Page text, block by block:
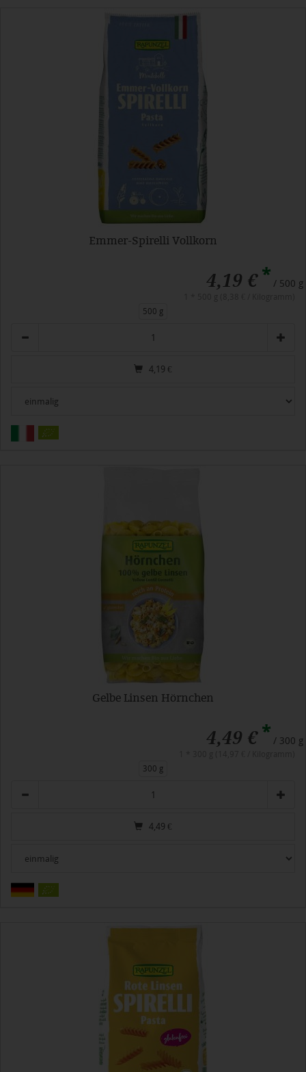
Emmer-Spirelli Vollkorn
4,19 €* / 500 g
500 g
4,19 €
Gelbe Linsen Hörnchen
4,49 €* / 300 g
300 g
4,49 €